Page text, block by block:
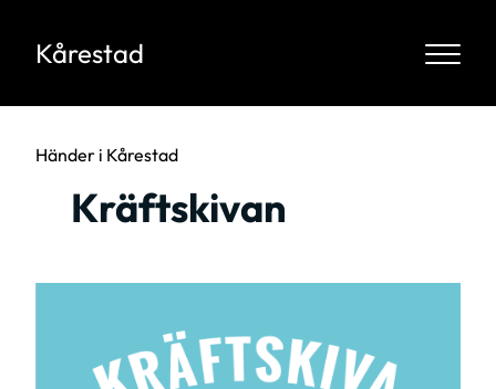
Kårestad
Händer i Kårestad
Kräftskivan